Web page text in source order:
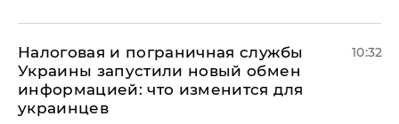
Налоговая и пограничная службы
Украины запустили новый обмен
информацией: что изменится для
украинцев
10:32